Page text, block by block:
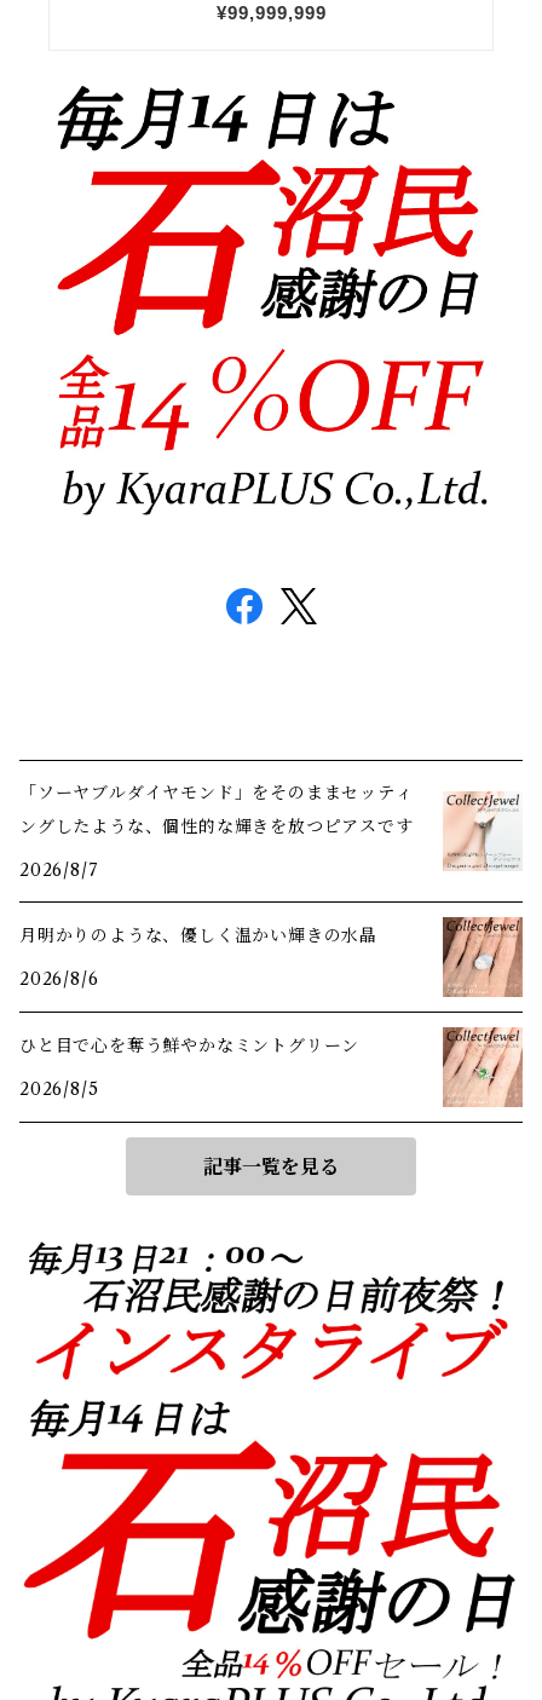
「ソーヤブルダイヤモンド」をそのままセッティ
ングしたような、個性的な輝きを放つピアスです
2026/8/7
月明かりのような、優しく温かい輝きの水晶
2026/8/6
ひと目で心を奪う鮮やかなミントグリーン
2026/8/5
記事一覧を見る